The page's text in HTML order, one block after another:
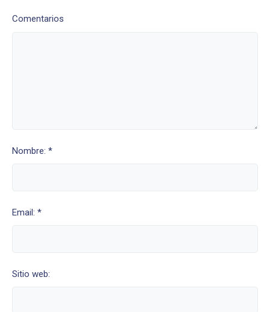
Comentarios
Nombre: *
Email: *
Sitio web: